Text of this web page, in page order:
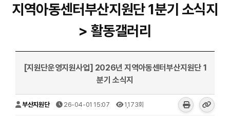
지역아동센터부산지원단 1분기 소식지
> 활동갤러리
[지원단운영지원사업] 2026년 지역아동센터부산지원단 1
분기 소식지
부산지원단 26-04-01 15:07 1,173회